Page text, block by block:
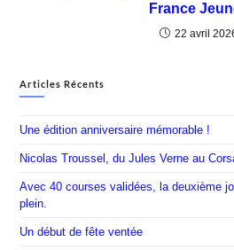
France
22 avril
Articles Récents
Une édition anniversaire mémorable !
Nicolas Troussel, du Jules Verne au
Avec 40 courses validées, la deuxième
plein.
Un début de fête ventée